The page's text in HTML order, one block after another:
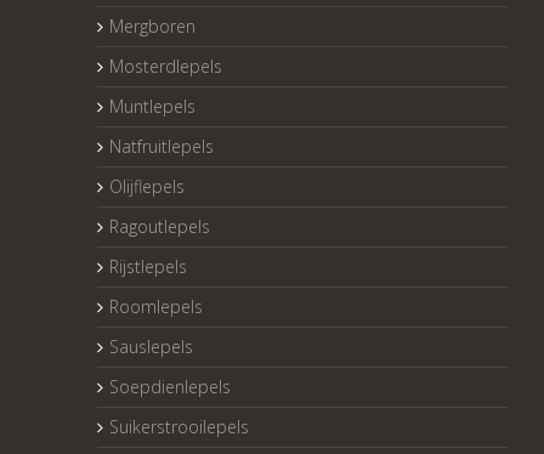
Mergboren
Mosterdlepels
Muntlepels
Natfruitlepels
Olijflepels
Ragoutlepels
Rijstlepels
Roomlepels
Sauslepels
Soepdienlepels
Suikerstrooilepels